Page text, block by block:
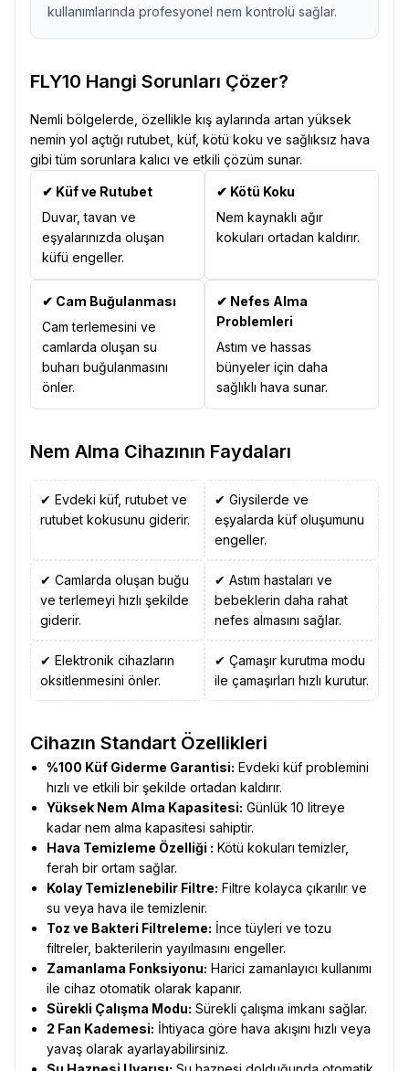
kullanımlarında profesyonel nem kontrolü sağlar.
FLY10 Hangi Sorunları Çözer?
Nemli bölgelerde, özellikle kış aylarında artan yüksek
nemin yol açtığı rutubet, küf, kötü koku ve sağlıksız hava
gibi tüm sorunlara kalıcı ve etkili çözüm sunar.
✔ Küf ve Rutubet
Duvar, tavan ve
eşyalarınızda oluşan
küfü engeller.
✔ Kötü Koku
Nem kaynaklı ağır
kokuları ortadan kaldırır.
✔ Cam Buğulanması
Cam terlemesini ve
camlarda oluşan su
buharı buğulanmasını
önler.
✔ Nefes Alma
Problemleri
Astım ve hassas
bünyeler için daha
sağlıklı hava sunar.
Nem Alma Cihazının Faydaları
✔ Evdeki küf, rutubet ve
rutubet kokusunu giderir.
✔ Giysilerde ve
eşyalarda küf oluşumunu
engeller.
✔ Camlarda oluşan buğu
ve terlemeyi hızlı şekilde
giderir.
✔ Astım hastaları ve
bebeklerin daha rahat
nefes almasını sağlar.
✔ Elektronik cihazların
oksitlenmesini önler.
✔ Çamaşır kurutma modu
ile çamaşırları hızlı kurutur.
Cihazın Standart Özellikleri
%100 Küf Giderme Garantisi: Evdeki küf problemini
hızlı ve etkili bir şekilde ortadan kaldırır.
Yüksek Nem Alma Kapasitesi: Günlük 10 litreye
kadar nem alma kapasitesi sahiptir.
Hava Temizleme Özelliği : Kötü kokuları temizler,
ferah bir ortam sağlar.
Kolay Temizlenebilir Filtre: Filtre kolayca çıkarılır ve
su veya hava ile temizlenir.
Toz ve Bakteri Filtreleme: İnce tüyleri ve tozu
filtreler, bakterilerin yayılmasını engeller.
Zamanlama Fonksiyonu: Harici zamanlayıcı kullanımı
ile cihaz otomatik olarak kapanır.
Sürekli Çalışma Modu: Sürekli çalışma imkanı sağlar.
2 Fan Kademesi: İhtiyaca göre hava akışını hızlı veya
yavaş olarak ayarlayabilirsiniz.